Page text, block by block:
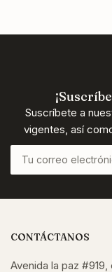
Suscríbete a
vigentes, así
Tu
correo
electrónico
CONTÁCTANOS
Avenida la paz #919,